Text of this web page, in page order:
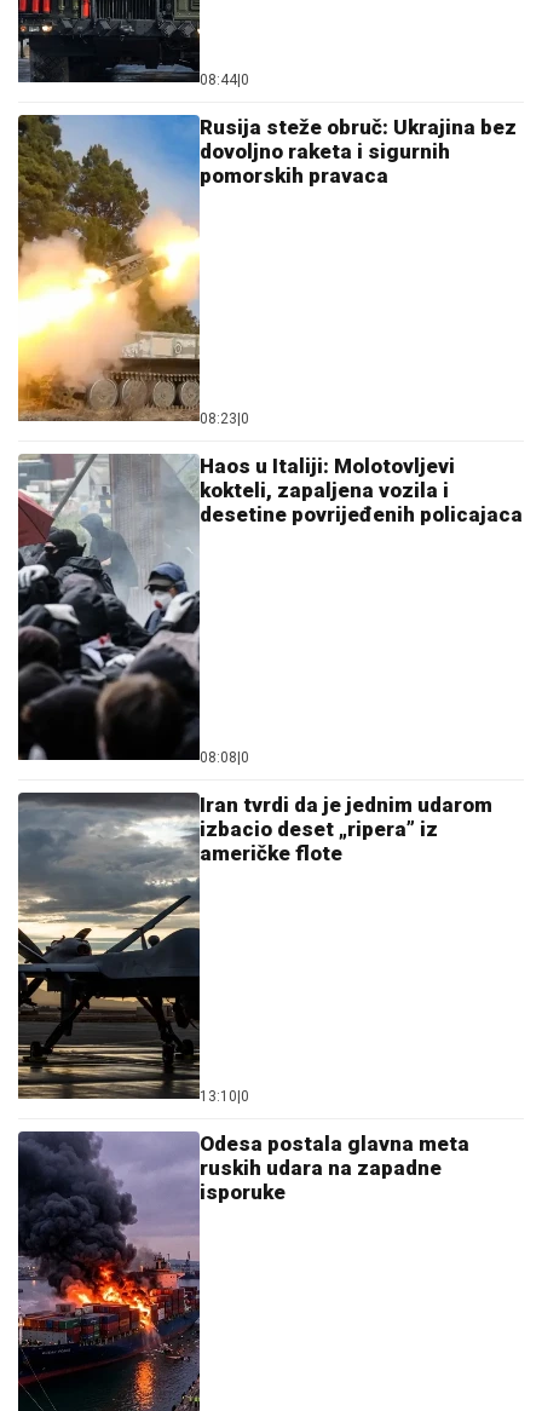
08:44 0
Rusija steže obruč: Ukrajina bez
dovoljno raketa i sigurnih
pomorskih pravaca
08:23 0
Haos u Italiji: Molotovljevi
kokteli, zapaljena vozila i
desetine povrijeđenih policajaca
08:08 0
Iran tvrdi da je jednim udarom
izbacio deset „ripera” iz
američke flote
13:10 0
Odesa postala glavna meta
ruskih udara na zapadne
isporuke